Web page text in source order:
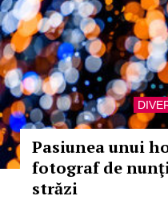
Pasiunea unui
fotograf de
străzi